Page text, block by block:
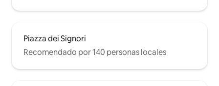
Piazza dei Signori
Recomendado por 140 personas locales